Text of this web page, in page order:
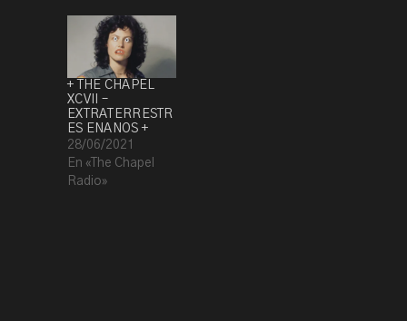
+ THE CHAPEL
XCVII –
EXTRATERRESTR
ES ENANOS +
28/06/2021
En «The Chapel
Radio»